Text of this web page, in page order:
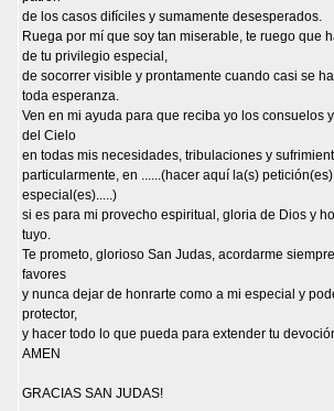
de los casos difíciles y sumamente desesperados.
Ruega por mí que soy tan miserable, te ruego que
de tu privilegio especial,
de socorrer visible y prontamente cuando casi se
toda esperanza.
Ven en mi ayuda para que reciba yo los consuelos
del Cielo
en todas mis necesidades, tribulaciones y
particularmente, en ......(hacer aquí la(s) petición(es)
especial(es).....)
si es para mi provecho espiritual, gloria de Dios y
tuyo.
Te prometo, glorioso San Judas, acordarme
favores
y nunca dejar de honrarte como a mi especial y
protector,
y hacer todo lo que pueda para extender tu
AMEN
GRACIAS SAN JUDAS!